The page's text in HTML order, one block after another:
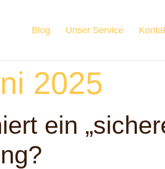
Blog Unser Service
2025
ein